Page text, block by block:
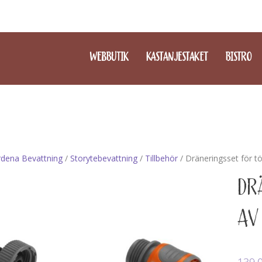
WEBBUTIK KASTANJESTAKET BISTRO
Bevattning/ Storytebevattning/ Tillbehör/ Dräneringsset för